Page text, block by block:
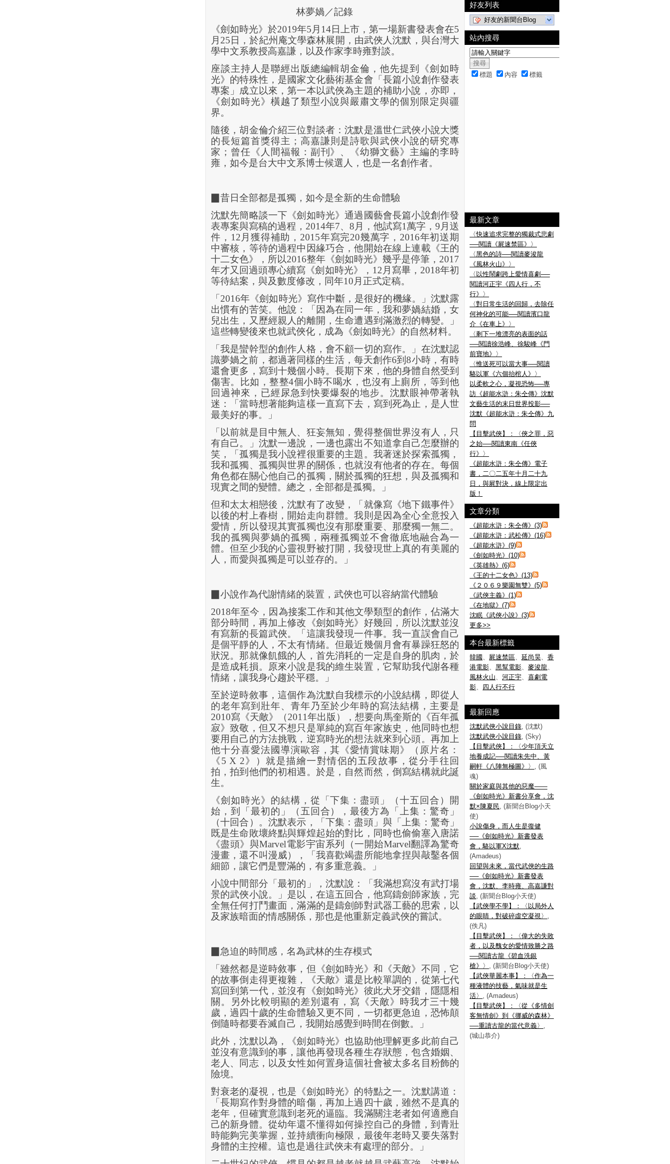
林夢媧／記錄
《劍如時光》於2019年5 月 14日上市，第一場新書發表會在5
月 25 日，於紀州庵文學森林展開，由武俠人沈默，與台灣大
學中文系教授高嘉謙，以及作家李時雍對談。
座談主持人是聯經出版總編輯胡金倫，他先提到《劍如時
光》的特殊性，是國家文化藝術基金會「長篇小說創作發表
專案」成立以來，第一本以武俠為主題的補助小說，亦即，
《劍如時光》橫越了類型小說與嚴肅文學的個別限定與疆
界。
隨後，胡金倫介紹三位對談者：沈默是溫世仁武俠小說大獎
的長短篇首獎得主；高嘉謙則是詩歌與武俠小說的研究專
家；曾任《人間福報：副刊》、《幼獅文藝》主編的李時
雍，如今是台大中文系博士候選人，也是一名創作者。
▉昔日全部都是孤獨，如今是全新的生命體驗
沈默先簡略談一下《劍如時光》通過國藝會長篇小說創作發
表專案與寫稿的過程， 2014年7、 8 月，他試寫1萬字， 9 月送
件， 12 月獲得補助， 2015年寫完20幾萬字， 2016年初送期
中審核，等待的過程中因緣巧合，他開始在線上連載《王的
十二女色》，所以2016整年《劍如時光》幾乎是停筆， 2017
年才又回過頭專心續寫《劍如時光》， 12 月寫畢， 2018年初
等待結案，與及數度修改，同年10 月正式定稿。
「 2016年《劍如時光》寫作中斷，是很好的機緣。」沈默露
出慣有的苦笑。他說：「因為在同一年，我和夢媧結婚，女
兒出生，又歷經親人的離開，生命遭遇到滿激烈的轉變。」
這些轉變後來也就武俠化，成為《劍如時光》的自然材料。
「我是蠻幹型的創作人格，會不顧一切的寫作。」在沈默認
識夢媧之前，都過著同樣的生活，每天創作6到8小時，有時
還會更多，寫到十幾個小時。長期下來，他的身體自然受到
傷害。比如，整整4個小時不喝水，也沒有上廁所，等到他
回過神來，已經尿急到快要爆裂的地步。沈默眼神帶著執
迷：「當時想著能夠這樣一直寫下去，寫到死為止，是人世
最美好的事。」
「以前就是目中無人、狂妄無知，覺得整個世界沒有人，只
有自己。」沈默一邊說，一邊也露出不知道拿自己怎麼辦的
笑，「孤獨是我小說裡很重要的主題。我著迷於探索孤獨，
我和孤獨、孤獨與世界的關係，也就沒有他者的存在。每個
角色都在關心他自己的孤獨，關於孤獨的狂想，與及孤獨和
現實之間的變體。總之，全部都是孤獨。」
但和太太相戀後，沈默有了改變，「就像寫《地下鐵事件》
以後的村上春樹，開始走向群體。我則是因為全心全意投入
愛情，所以發現其實孤獨也沒有那麼重要、那麼獨一無二。
我的孤獨與夢媧的孤獨，兩種孤獨並不會徹底地融合為一
體。但至少我的心靈視野被打開，我發現世上真的有美麗的
人，而愛與孤獨是可以並存的。」
▉小說作為代謝情緒的裝置，武俠也可以容納當代體驗
2018年至今，因為接案工作和其他文學類型的創作，佔滿大
部分時間，再加上修改《劍如時光》好幾回，所以沈默並沒
有寫新的長篇武俠。「這讓我發現一件事。我一直誤會自己
是個平靜的人，不太有情緒。但最近幾個月會有暴躁狂怒的
狀況。那就像飢餓的人，首先消耗的一定是自身的肌肉，於
是造成耗損。原來小說是我的維生裝置，它幫助我代謝各種
情緒，讓我身心趨於平穩。」
至於逆時敘事，這個作為沈默自我標示的小說結構，即從人
的老年寫到壯年、青年乃至於少年時的寫法結構，主要是
2010寫《天敵》（2011年出版），想要向馬奎斯的《百年孤
寂》致敬，但又不想只是單純的寫百年家族史，他同時也想
要用自己的方法挑戰，逆寫時光的想法就來到心頭。再加上
他十分喜愛法國導演歐容，其《愛情賞味期》（原片名：
《5 X 2》）就是描繪一對情侶的五段故事，從分手往回
拍，拍到他們的初相遇。於是，自然而然，倒寫結構就此誕
生。
《劍如時光》的結構，從「下集：盡頭」（十五回合）開
始，到「最初的」（五回合），最後方為「上集：驚奇」
（十回合）。沈默表示，「下集：盡頭」與「上集：驚奇」
既是生命敗壞終點與輝煌起始的對比，同時也偷偷塞入唐諾
《盡頭》與Marvel電影宇宙系列（一開始Marvel翻譯為驚奇
漫畫，還不叫漫威），「我喜歡竭盡所能地拿捏與敲鑿各個
細節，讓它們是豐滿的，有多重意義。」
小說中間部分「最初的」，沈默說：「我滿想寫沒有武打場
景的武俠小說。」是以，在這五回合，他寫鑄劍師家族，完
全無任何打鬥畫面，滿滿的是鑄劍師對武器工藝的思索，以
及家族暗面的情感關係，那也是他重新定義武俠的嘗試。
▉急迫的時間感，名為武林的生存模式
「雖然都是逆時敘事，但《劍如時光》和《天敵》不同，它
的故事倒走得更複雜，《天敵》還是比較單調的，從第七代
寫回到第一代，並沒有《劍如時光》彼此犬牙交錯，隱隱相
關。另外比較明顯的差別還有，寫《天敵》時我才三十幾
歲，過四十歲的生命體驗又更不同，一切都更急迫，恐怖顛
倒隨時都要吞滅自己，我開始感覺到時間在倒數。」
此外，沈默以為，《劍如時光》也協助他理解更多此前自己
並沒有意識到的事，讓他再發現各種生存狀態，包含婚姻、
老人、同志，以及女性如何置身這個社會被太多名目粉飾的
險境。
對衰老的凝視，也是《劍如時光》的特點之一。沈默講道：
「長期寫作對身體的暗傷，再加上過四十歲，雖然不是真的
老年，但確實意識到老死的逼臨。我滿關注老者如何適應自
己的新身體。從幼年還不懂得如何操控自己的身體，到青壯
時能夠完美掌握，並持續衝向極限，最後年老時又要失落對
身體的主控權。這也是過往武俠未有處理的部分。」
好友列表
好友的新聞台Blog
站內搜尋
標題 內容 標籤
最新文章
〈快速追求完整的獨裁式悲劇
──閱讀《屍速禁區》〉
〈黑色的詩──閱讀麥浚龍
《風林火山》〉
〈以性鬧劇跨上愛情喜劇──
閱讀河正宇《四人行，不
行》〉
〈對日常生活的回歸，去除任
何神化的可能──閱讀濱口龍
介《在車上》〉
〈剩下一堆漂亮的表面的話
──閱讀徐浩峰、徐駿峰《門
前寶地》〉
〈惟送死可以當大事──閱讀
駱以軍《六個抬棺人》〉
以柔軟之心，凝視恐怖──專
訪《超能水滸：朱仝傳》沈默
文藝生活的末日世界投影──
沈默《超能水滸：朱仝傳》九
問
【目擊武俠】：〈俠之罪，惡
之始──閱讀東南《任俠
行》〉
《超能水滸：朱仝傳》電子
書，二〇二五年十月二十九
日，與屍對決，線上限定出
版！
文章分類
《超能水滸：朱仝傳》(3)
《超能水滸：武松傳》(16)
《超能水滸》(9)
《劍如時光》(10)
《英雄熱》(6)
《王的十二女色》(13)
《２０６９樂園無雙》(5)
《武俠主義》(1)
《在地獄》(7)
沈眠《武俠小說》(3)
更多>>
本台最新標籤
韓國 、 屍速禁區、 延尚昊、 香
港電影、 黑幫電影、 麥浚龍、
風林火山、 河正宇、 喜劇電
影、 四人行不行
最新回應
沈默武俠小說目錄, (沈默)
沈默武俠小說目錄, (Sky)
【目擊武俠】：〈少年頂天立
地養成記──閱讀朱先中、黃
嗣軒《八陣無極圖》〉 , (風
魂)
關於家庭與其他的惡魔——
《劍如時光》新書分享會，沈
默×陳夏民, (新聞台Blog小天
使)
小說傷身，而人生是復健
──《劍如時光》新書發表
會，駱以軍X沈默,
(Amadeus)
回望與未來，當代武俠的生路
──《劍如時光》新書發表
會，沈默、李時雍、高嘉謙對
談, (新聞台Blog小天使)
【武俠學不學】：〈以局外人
的眼睛，對破碎虛空凝視〉 ,
(佚凡)
【目擊武俠】：〈偉大的失敗
者，以及醜女的愛情致勝之路
──閱讀古龍《碧血洗銀
槍》〉 , (新聞台Blog小天使)
【武俠華麗本事】：〈作為一
種液體的技藝，氣味就是生
活〉 , (Amadeus)
【目擊武俠】：〈從《多情劍
客無情劍》到《挪威的森林》
──重讀古龍的當代意義〉 ,
(城山恭介)